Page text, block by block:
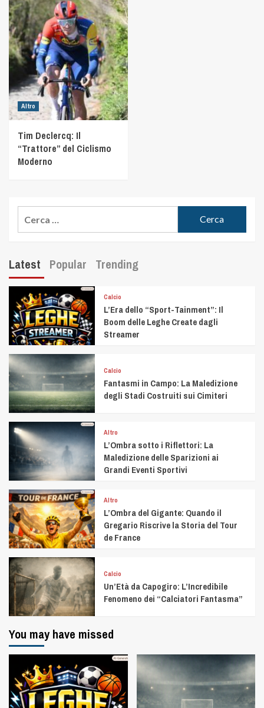
Altro
Tim Declercq: Il
“Trattore” del Ciclismo
Moderno
Latest Popular Trending
Calcio
L’Era dello “Sport-Tainment”: Il
Boom delle Leghe Create dagli
Streamer
Calcio
Fantasmi in Campo: La Maledizione
degli Stadi Costruiti sui Cimiteri
Altro
L’Ombra sotto i Riflettori: La
Maledizione delle Sparizioni ai
Grandi Eventi Sportivi
Altro
L’Ombra del Gigante: Quando il
Gregario Riscrive la Storia del Tour
de France
Calcio
Un’Età da Capogiro: L’Incredibile
Fenomeno dei “Calciatori Fantasma”
You may have missed